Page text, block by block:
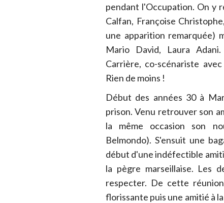
pendant l'Occupation. On y
Calfan, Françoise
une apparition remarquée)
Mario David, Laura
Carrière, co-scénariste
Rien de moins !
Début des années 30 à
prison. Venu retrouver son
la même occasion son
Belmondo). S'ensuit une
début d'une indéfectible
la pègre marseillaise. Les
respecter. De cette
florissante puis une amitié à